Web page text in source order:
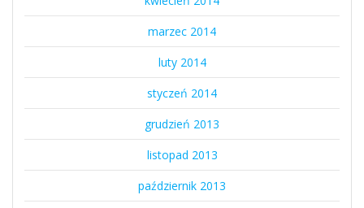
marzec 2014
luty 2014
styczeń 2014
grudzień 2013
listopad 2013
październik 2013